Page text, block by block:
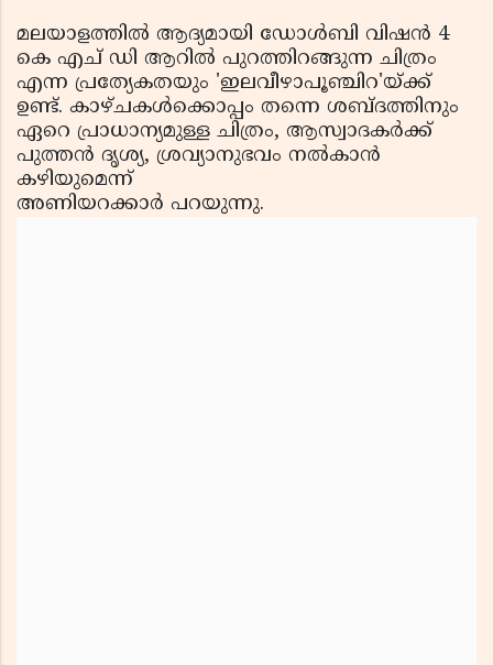
മലയാളത്തില്‍ ആദ്യമായി ഡോള്‍ബി വിഷന്‍ 4
കെ എച് ഡി ആറില്‍ പുറത്തിറങ്ങുന്ന ചിത്രം
എന്ന പ്രത്യേകതയും 'ഇലവീഴാപൂഞ്ചിറ'യ്ക്ക്
ഉണ്ട്. കാഴ്ചകള്‍ക്കൊപ്പം തന്നെ ശബ്ദത്തിനും
ഏറെ പ്രാധാന്യമുള്ള ചിത്രം, ആസ്വാദകര്‍ക്ക്
പുത്തന്‍ ദൃശ്യ, ശ്രവ്യാനുഭവം നല്‍കാന്‍
കഴിയുമെന്ന്
അണിയറക്കാര്‍ പറയുന്നു.